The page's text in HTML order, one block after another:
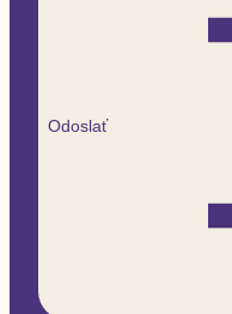
Odoslať